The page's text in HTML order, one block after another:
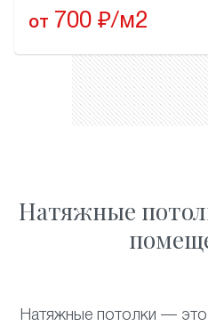
от 700 ₽/м2
Натяжные
Натяжные потолки —